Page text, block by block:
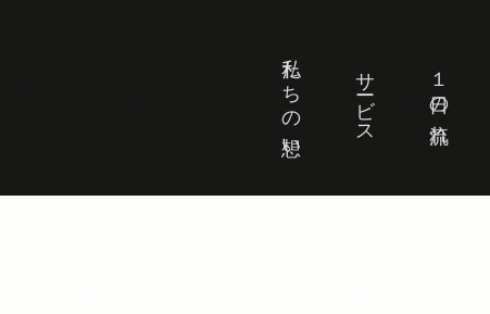
私たちの想い サービス １日の流れ